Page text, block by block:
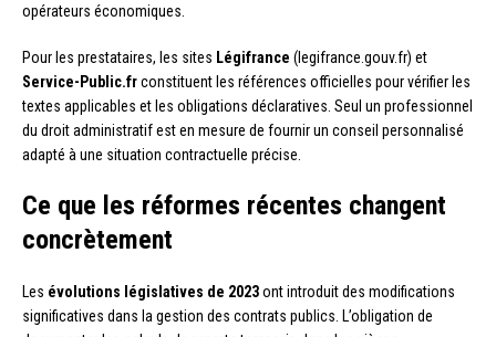
opérateurs économiques.
Pour les prestataires, les sites Légifrance (legifrance.gouv.fr) et
Service-Public.frconstituent les références officielles pour vérifier les
textes applicables et les obligations déclaratives. Seul un professionnel
du droit administratif est en mesure de fournir un conseil personnalisé
adapté à une situation contractuelle précise.
Ce que les réformes récentes changent
concrètement
Les évolutions législatives de 2023ont introduit des modifications
significatives dans la gestion des contrats publics. L’obligation de